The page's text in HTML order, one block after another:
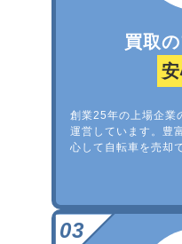
買取
創業25年の上場企業
運営しています。豊
心して自転車を売却